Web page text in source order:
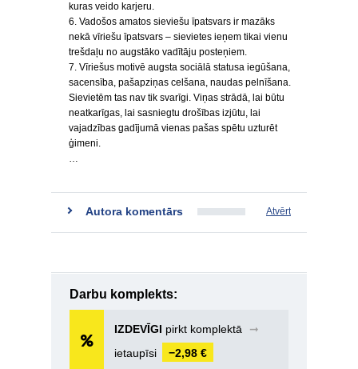
kuras veido karjeru.
6. Vadošos amatos sieviešu īpatsvars ir mazāks
nekā vīriešu īpatsvars – sievietes ieņem tikai vienu
trešdaļu no augstāko vadītāju posteņiem.
7. Vīriešus motivē augsta sociālā statusa iegūšana,
sacensība, pašapziņas celšana, naudas pelnīšana.
Sievietēm tas nav tik svarīgi. Viņas strādā, lai būtu
neatkarīgas, lai sasniegtu drošības izjūtu, lai
vajadzības gadījumā vienas pašas spētu uzturēt
ģimeni.
…
Autora komentārs Atvērt
Darbu komplekts:
IZDEVĪGI pirkt komplektā
➞
ietaupīsi
−2,98 €